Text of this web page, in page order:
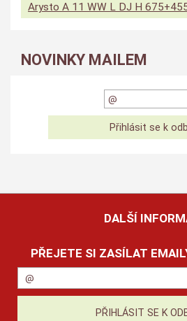
Arysto A 11 WW L DJ H
NOVINKY MAILEM
DALŠÍ
PŘEJETE SI ZASÍLAT